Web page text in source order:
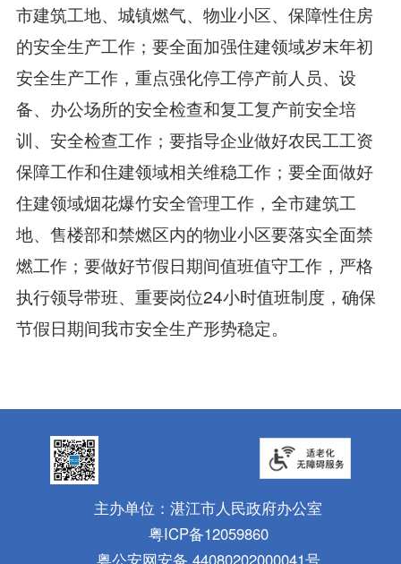
市建筑工地、城镇燃气、物业小区、保障性住房
的安全生产工作；要全面加强住建领域岁末年初
安全生产工作，重点强化停工停产前人员、设
备、办公场所的安全检查和复工复产前安全培
训、安全检查工作；要指导企业做好农民工工资
保障工作和住建领域相关维稳工作；要全面做好
住建领域烟花爆竹安全管理工作，全市建筑工
地、售楼部和禁燃区内的物业小区要落实全面禁
燃工作；要做好节假日期间值班值守工作，严格
执行领导带班、重要岗位24小时值班制度，确保
节假日期间我市安全生产形势稳定。
主办单位：湛江市人民政府办公室
粤ICP备12059860
粤公安网安备 44080202000041号